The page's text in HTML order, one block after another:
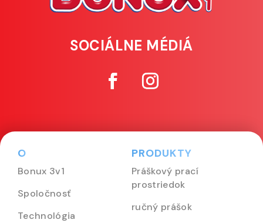
SOCIÁLNE MÉDIÁ
O
Bonux 3v1
Spoločnosť
Technológia
PRODUKTY
Práškový prací
prostriedok
ručný prášok